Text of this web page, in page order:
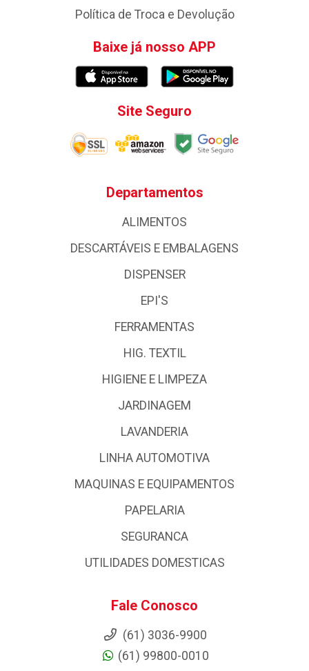
Política de Troca e Devolução
Baixe já nosso APP
Site Seguro
Departamentos
ALIMENTOS
DESCARTÁVEIS E EMBALAGENS
DISPENSER
EPI'S
FERRAMENTAS
HIG. TEXTIL
HIGIENE E LIMPEZA
JARDINAGEM
LAVANDERIA
LINHA AUTOMOTIVA
MAQUINAS E EQUIPAMENTOS
PAPELARIA
SEGURANCA
UTILIDADES DOMESTICAS
Fale Conosco
(61) 3036-9900
(61) 99800-0010